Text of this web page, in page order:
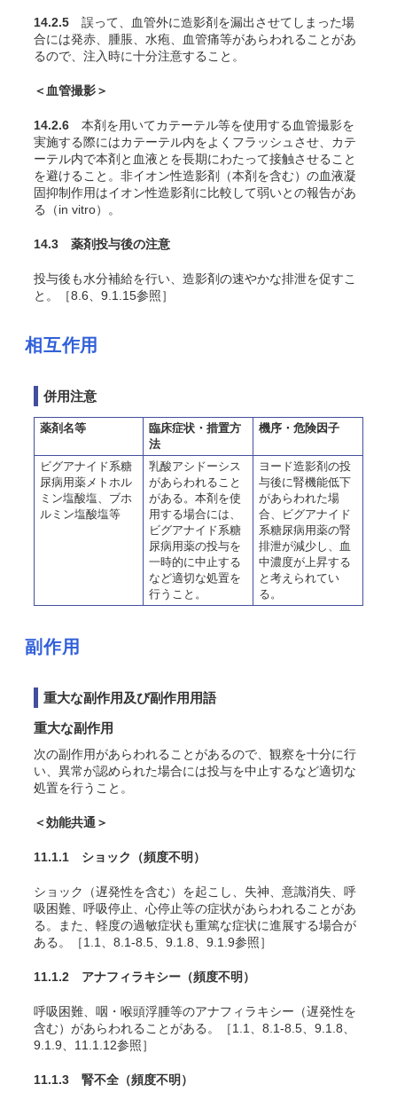
14.2.5 誤って、血管外に造影剤を漏出させてしまった場
合には発赤、腫脹、水疱、血管痛等があらわれることがあ
るので、注入時に十分注意すること。
＜血管撮影＞
14.2.6 本剤を用いてカテーテル等を使用する血管撮影を
実施する際にはカテーテル内をよくフラッシュさせ、カテ
ーテル内で本剤と血液とを長期にわたって接触させること
を避けること。非イオン性造影剤（本剤を含む）の血液凝
固抑制作用はイオン性造影剤に比較して弱いとの報告があ
る（in vitro）。
14.3 薬剤投与後の注意
投与後も水分補給を行い、造影剤の速やかな排泄を促すこ
と。［8.6、9.1.15参照］
相互作用
併用注意
薬剤名等
臨床症状・措置方
法
機序・危険因子
ビグアナイド系糖
尿病用薬メトホル
ミン塩酸塩、ブホ
ルミン塩酸塩等
乳酸アシドーシス
があらわれること
がある。本剤を使
用する場合には、
ビグアナイド系糖
尿病用薬の投与を
一時的に中止する
など適切な処置を
行うこと。
ヨード造影剤の投
与後に腎機能低下
があらわれた場
合、ビグアナイド
系糖尿病用薬の腎
排泄が減少し、血
中濃度が上昇する
と考えられてい
る。
副作用
重大な副作用及び副作用用語
重大な副作用
次の副作用があらわれることがあるので、観察を十分に行
い、異常が認められた場合には投与を中止するなど適切な
処置を行うこと。
＜効能共通＞
11.1.1 ショック （頻度不明）
ショック（遅発性を含む）を起こし、失神、意識消失、呼
吸困難、呼吸停止、心停止等の症状があらわれることがあ
る。また、軽度の過敏症状も重篤な症状に進展する場合が
ある。［1.1、8.1-8.5、9.1.8、9.1.9参照］
11.1.2 アナフィラキシー （頻度不明）
呼吸困難、咽・喉頭浮腫等のアナフィラキシー（遅発性を
含む）があらわれることがある。［1.1、8.1-8.5、9.1.8、
9.1.9、11.1.12参照］
11.1.3 腎不全 （頻度不明）